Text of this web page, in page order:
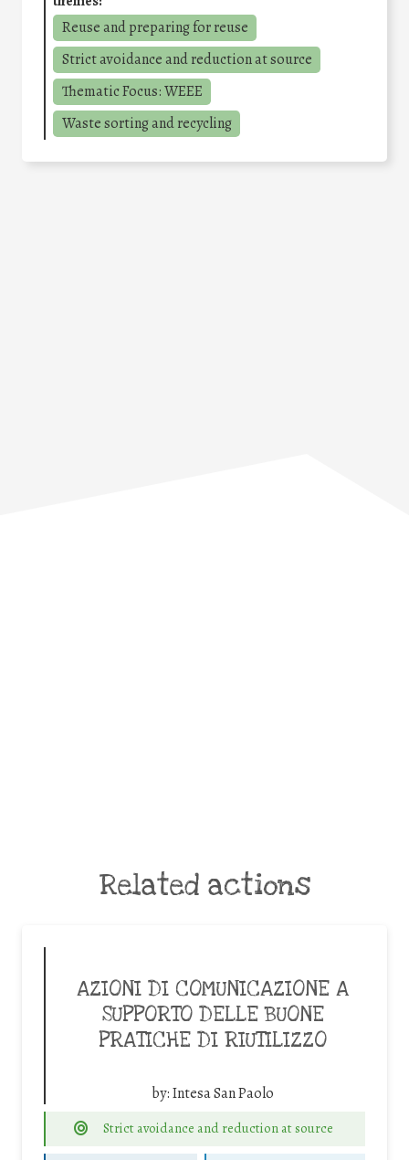
Reuse and preparing for reuse
Strict avoidance and reduction at source
Thematic Focus: WEEE
Waste sorting and recycling
Related actions
AZIONI DI COMUNICAZIONE A
SUPPORTO DELLE BUONE
PRATICHE DI RIUTILIZZO
by:Intesa San Paolo
Strict avoidance and reduction at source